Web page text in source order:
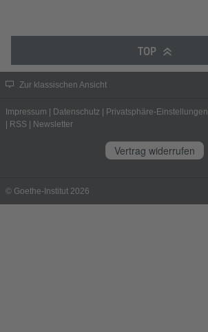
TOP
Zur klassischen Ansicht
Impressum | Datenschutz | Privatsphäre-Einstellungen
| RSS | Newsletter
Vertrag widerrufen
© Goethe-Institut 2026